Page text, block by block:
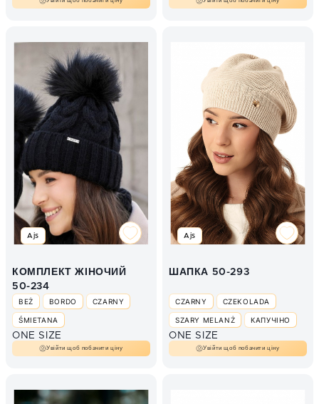
СВІТЛО-БЕЖЕВИЙ
Ajs
КОМПЛЕКТ ЖІНОЧИЙ
50-234
BEŻ BORDO CZARNY
ŚMIETANA
ONE SIZE
Увійти щоб побачити ціну
Ajs
ШАПКА 50-293
CZARNY CZEKOLADA
SZARY MELANŻ КАПУЧІНО
ONE SIZE
Увійти щоб побачити ціну